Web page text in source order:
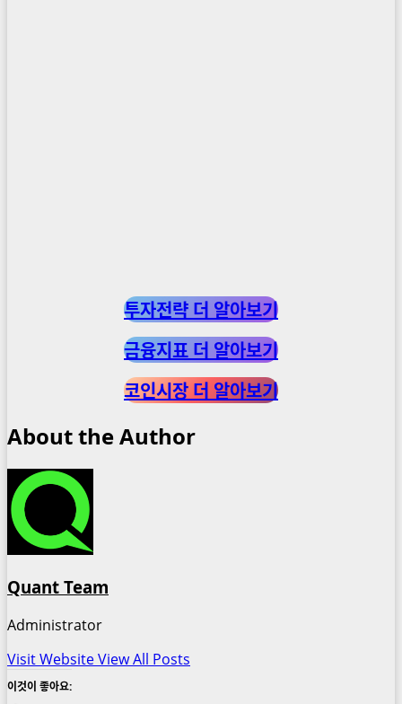
투자전략 더 알아보기
금융지표 더 알아보기
코인시장 더 알아보기
About the Author
Quant Team
Administrator
Visit WebsiteView All Posts
이것이 좋아요: